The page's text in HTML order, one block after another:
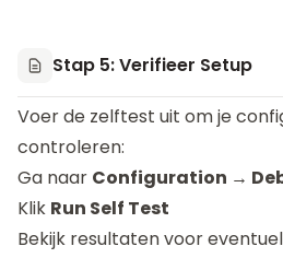
Stap 5: Verifieer Setup
Voer de zelftest uit om je
controleren:
Ga naar Configuration →
Klik Run Self Test
Bekijk resultaten voor